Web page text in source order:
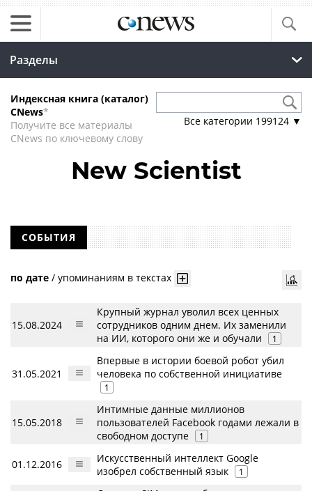
Разделы
Индексная книга (каталог)
CNews*
Получите все материалы
CNews по ключевому слову
Все категории 199124 ▼
New Scientist
СОБЫТИЯ
по дате / упоминаниям в текстах
15.08.2024
Крупный журнал уволил всех ценных
сотрудников одним днем. Их заменили
на ИИ, которого они же и обучали
1
31.05.2021
Впервые в истории боевой робот убил
человека по собственной инициативе
1
15.05.2018
Интимные данные миллионов
пользователей Facebook годами лежали в
свободном доступе
1
01.12.2016
Искусственный интеллект Google
изобрел собственный язык
1